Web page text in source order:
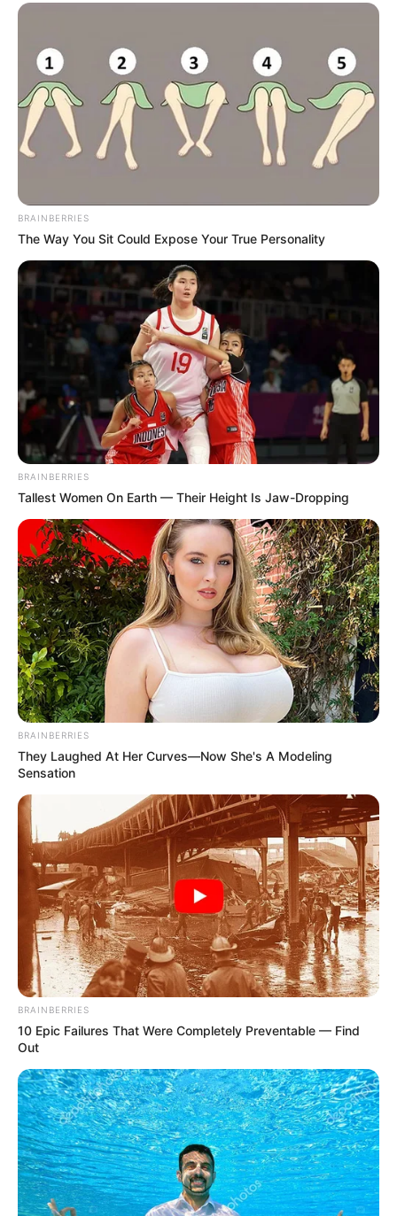
BRAINBERRIES
The Way You Sit Could Expose Your True Personality
BRAINBERRIES
Tallest Women On Earth — Their Height Is Jaw-Dropping
BRAINBERRIES
They Laughed At Her Curves—Now She's A Modeling
Sensation
BRAINBERRIES
10 Epic Failures That Were Completely Preventable — Find
Out